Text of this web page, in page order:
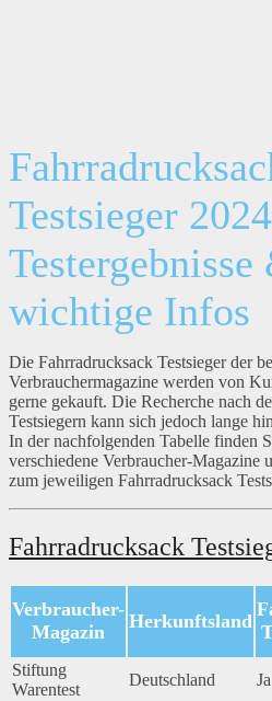
Testsieger
Testergebnisse
wichtige Infos
Die Fahrradrucksack Testsieger der
Verbrauchermagazine werden von
gerne gekauft. Die Recherche nach
Testsiegern kann sich jedoch lange
In der nachfolgenden Tabelle finden
verschiedene Verbraucher-Magazine
zum jeweiligen Fahrradrucksack
Fahrradrucksack
Verbraucher-
Magazin
Herkunftsland
Stiftung
Warentest
Deutschland Ja